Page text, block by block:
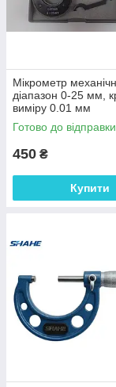
Мікрометр
діапазон 0-25 мм,
виміру 0.01 мм
Готово до відправки
450 ₴
Купити